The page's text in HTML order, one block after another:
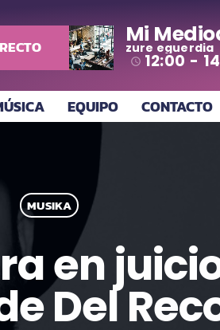
Mi
zure eguerdia
access_time 12:00 -
EQUIPO CONTACTO
MUSIKA
en
Del